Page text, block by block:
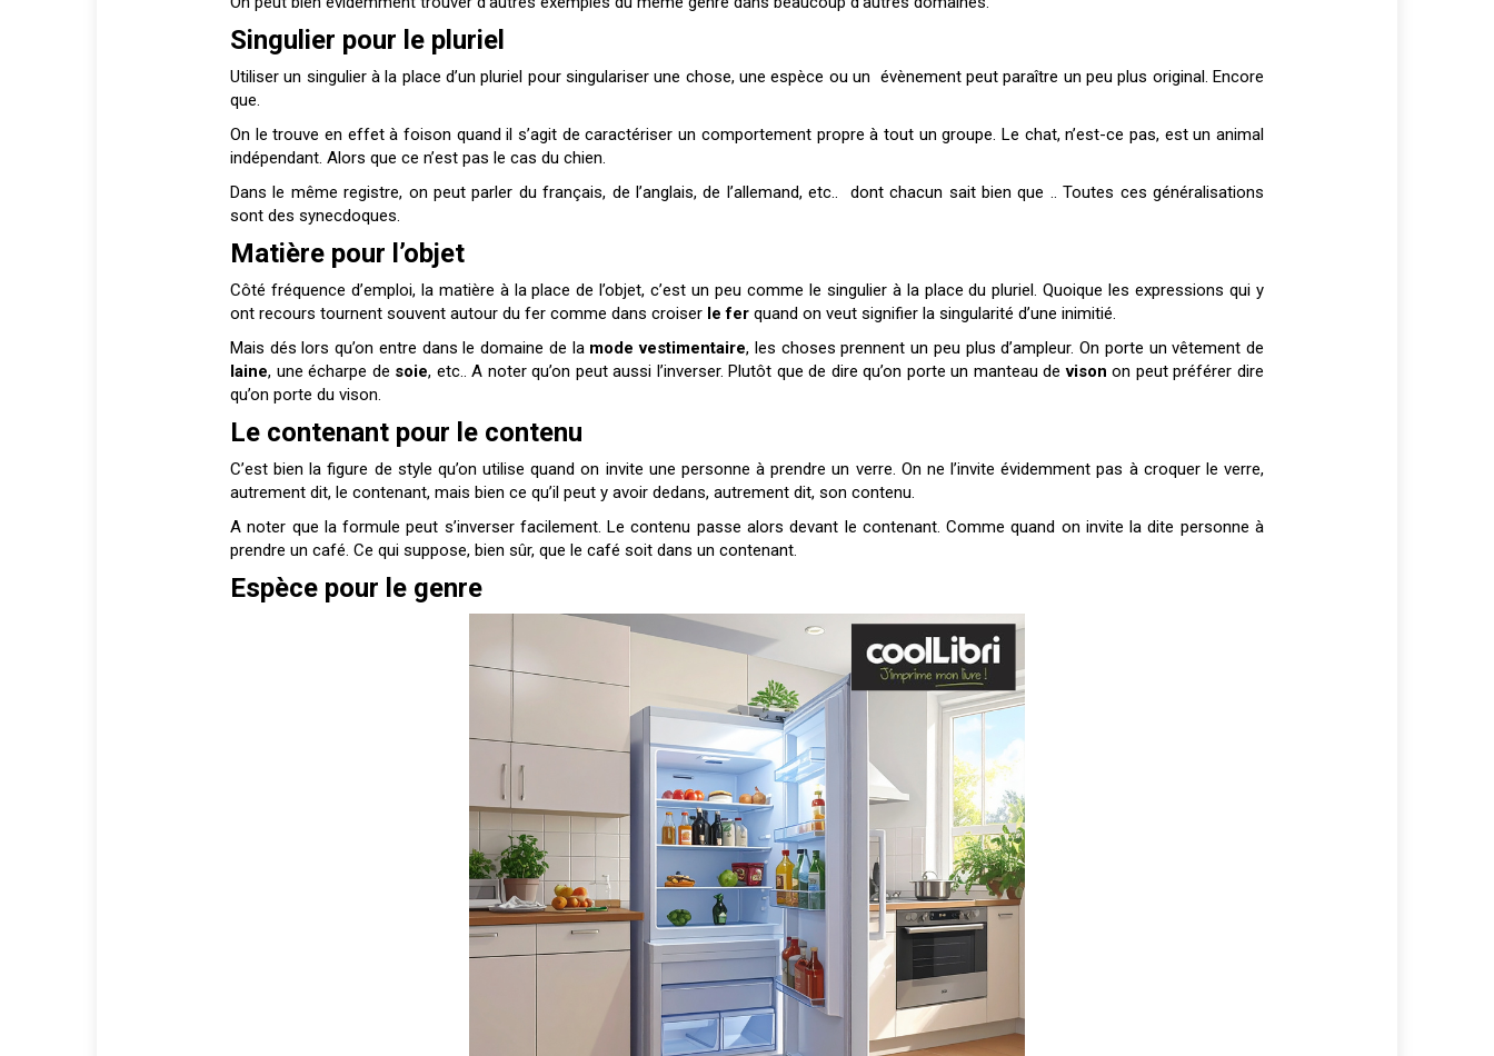
Singulier pour le pluriel
Utiliser un singulier à la place d’un pluriel pour singulariser une chose, une espèce ou un évènement peut paraître un peu plus original. Encore
que.
On le trouve en effet à foison quand il s’agit de caractériser un comportement propre à tout un groupe. Le chat, n’est-ce pas, est un animal
indépendant. Alors que ce n’est pas le cas du chien.
Dans le même registre, on peut parler du français, de l’anglais, de l’allemand, etc.. dont chacun sait bien que .. Toutes ces généralisations
sont des synecdoques.
Matière pour l’objet
Côté fréquence d’emploi, la matière à la place de l’objet, c’est un peu comme le singulier à la place du pluriel. Quoique les expressions qui y
ont recours tournent souvent autour du fer comme dans croiser le fer quand on veut signifier la singularité d’une inimitié.
Mais dés lors qu’on entre dans le domaine de la mode vestimentaire, les choses prennent un peu plus d’ampleur. On porte un vêtement de
laine, une écharpe de soie, etc.. A noter qu’on peut aussi l’inverser. Plutôt que de dire qu’on porte un manteau devison on peut préférer dire
qu’on porte du vison.
Le contenant pour le contenu
C’est bien la figure de style qu’on utilise quand on invite une personne à prendre un verre. On ne l’invite évidemment pas à croquer le verre,
autrement dit, le contenant, mais bien ce qu’il peut y avoir dedans, autrement dit, son contenu.
A noter que la formule peut s’inverser facilement. Le contenu passe alors devant le contenant. Comme quand on invite la dite personne à
prendre un café. Ce qui suppose, bien sûr, que le café soit dans un contenant.
Espèce pour le genre